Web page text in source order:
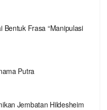
Bentuk Frasa “Manipulasi
Putra
Jembatan Hildesheim